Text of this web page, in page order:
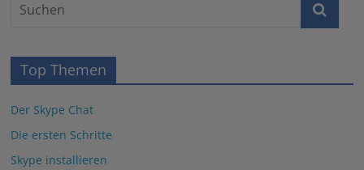
Top Themen
Der Skype Chat
Die ersten Schritte
Skype installieren